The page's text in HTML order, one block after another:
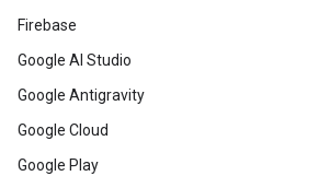
Firebase
Google AI Studio
Google Antigravity
Google Cloud
Google Play